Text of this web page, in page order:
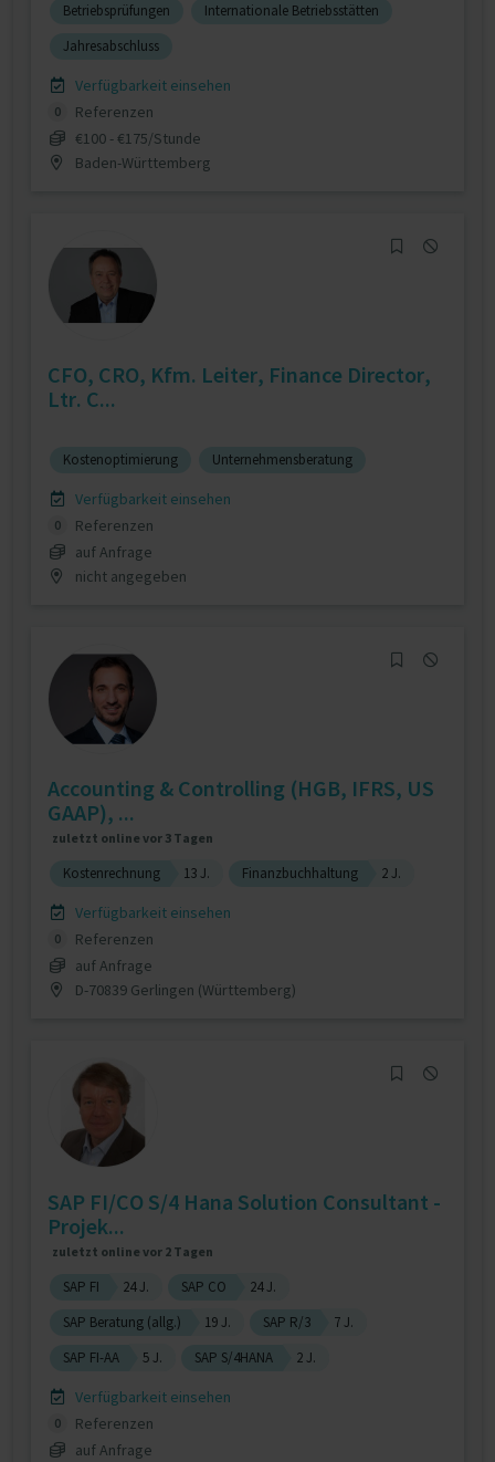
Betriebsprüfungen
Internationale Betriebsstätten
Jahresabschluss
Verfügbarkeit einsehen
0
Referenzen
€100 - €175/Stunde
Baden-Württemberg
CFO, CRO, Kfm. Leiter, Finance Director,
Ltr. C...
Kostenoptimierung Unternehmensberatung
Verfügbarkeit einsehen
0
Referenzen
auf Anfrage
nicht angegeben
Accounting & Controlling (HGB, IFRS, US
GAAP), ...
zuletzt online vor 3 Tagen
Kostenrechnung 13 J. Finanzbuchhaltung 2 J.
Verfügbarkeit einsehen
0
Referenzen
auf Anfrage
D-70839 Gerlingen (Württemberg)
SAP FI/CO S/4 Hana Solution Consultant -
Projek...
zuletzt online vor 2 Tagen
SAP FI 24 J. SAP CO
24 J.
SAP Beratung (allg.)
19 J. SAP R/3
7 J.
SAP FI-AA
5 J. SAP S/4HANA 2 J.
Verfügbarkeit einsehen
0
Referenzen
auf Anfrage